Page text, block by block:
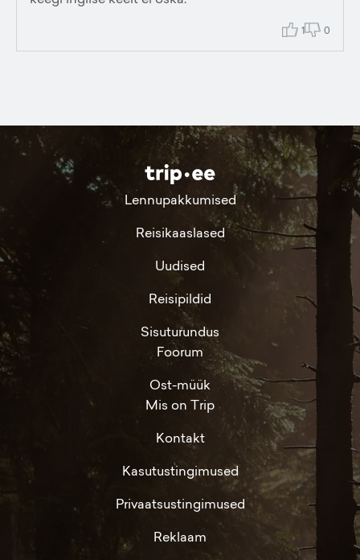
1 0
Lennupakkumised
Reisikaaslased
Uudised
Reisipildid
Sisuturundus
Foorum
Ost-müük
Mis on Trip
Kontakt
Kasutustingimused
Privaatsustingimused
Reklaam